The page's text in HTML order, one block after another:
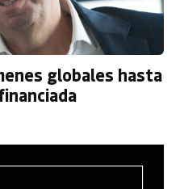
globales hasta